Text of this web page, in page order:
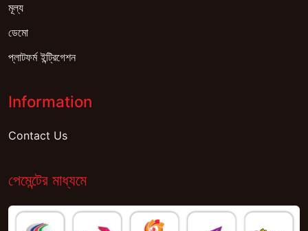
মূল্য
ডেমো
প্লাটফর্ম ইন্ট্রিগেশন
Information
Contact Us
পেমেন্টের মাধ্যমে